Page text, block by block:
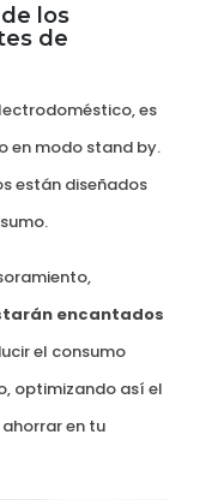
los
de
es
en modo stand by.
están diseñados
encantados
el consumo
optimizando así el
en tu